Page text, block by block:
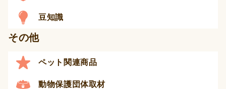
豆知識
その他
ペット関連商品
動物保護団体取材